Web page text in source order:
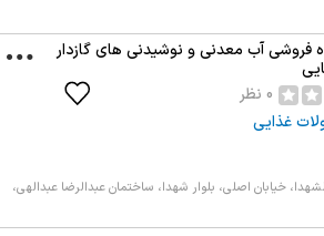
فروشی آب معدنی و نوشیدنی های گازدار
0 نظر
غذایی
خیابان اصلی، بلوار شهدا، ساختمان عبدالرضا عبدالهی،